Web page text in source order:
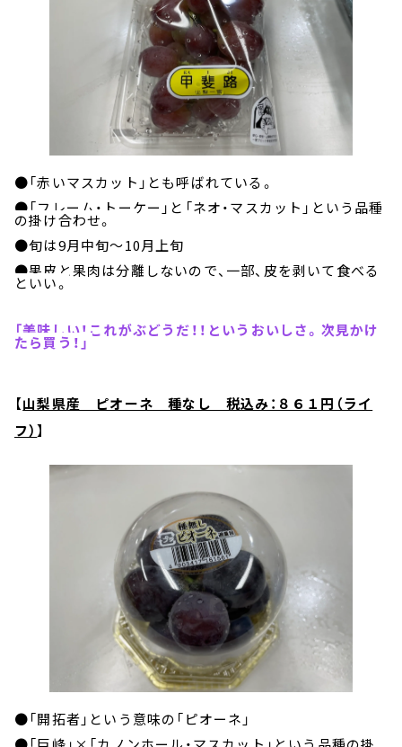
●「赤いマスカット」とも呼ばれている。
●「フレーム・トーケー」と「ネオ・マスカット」という品種
の掛け合わせ。
●旬は9月中旬～10月上旬
●果皮と果肉は分離しないので、一部、皮を剥いて食べる
といい。
「美味しい！これがぶどうだ！！というおいしさ。次見かけ
たら買う！」
【山梨県産 ピオーネ 種なし 税込み：８６１円（ライ
フ）】
●「開拓者」という意味の「ピオーネ」